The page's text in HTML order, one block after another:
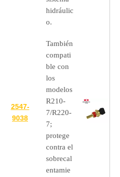
hidráulic
o.
2547-
9038
También
compati
ble con
los
modelos
R210-
7/R220-
7;
protege
contra el
sobrecal
entamie